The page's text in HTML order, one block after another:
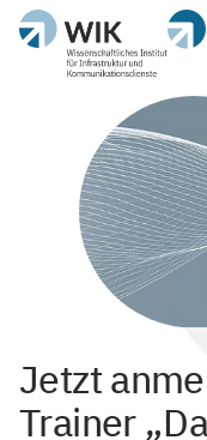
Jetzt
Trainer